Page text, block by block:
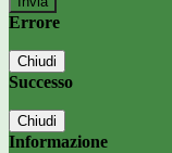
Errore
Chiudi
Successo
Chiudi
Informazione